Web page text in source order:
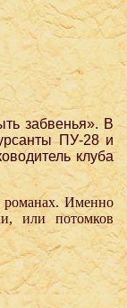
забвенья». В
ПУ-28 и
клуба
романах. Именно
или потомков